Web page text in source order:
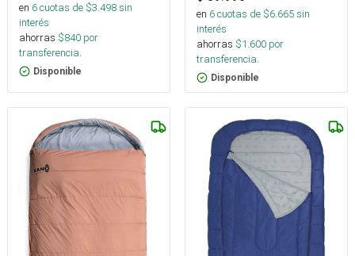
en 6cuotas de $3.498sin
interés
ahorras $840 por
transferencia.
Disponible
en 6cuotas de $6.665sin
interés
ahorras $1.600 por
transferencia.
Disponible